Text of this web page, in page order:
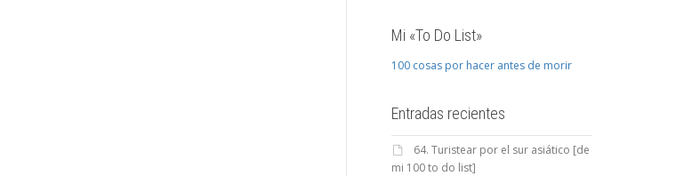
Mi «To Do List»
100 cosas por hacer antes de morir
Entradas recientes
64. Turistear por el sur asiático [de
mi 100 to do list]